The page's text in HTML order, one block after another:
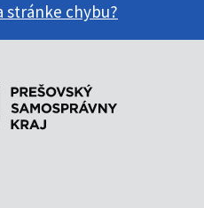
stránke chybu?